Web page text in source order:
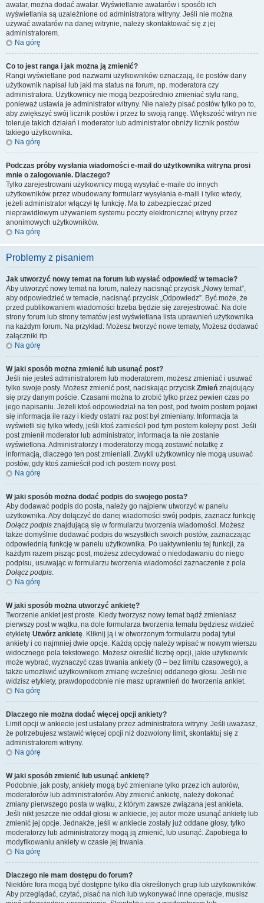
awatar, można dodać awatar. Wyświetlanie awatarów i sposób ich
wyświetlania są uzależnione od administratora witryny. Jeśli nie można
używać awatarów na danej witrynie, należy skontaktować się z jej
administratorem.
Na górę
Co to jest ranga i jak można ją zmienić?
Rangi wyświetlane pod nazwami użytkowników oznaczają, ile postów dany
użytkownik napisał lub jaki ma status na forum, np. moderatora czy
administratora. Użytkownicy nie mogą bezpośrednio zmieniać stylu rang,
ponieważ ustawia je administrator witryny. Nie należy pisać postów tylko po to,
aby zwiększyć swój licznik postów i przez to swoją rangę. Większość witryn nie
toleruje takich działań i moderator lub administrator obniży licznik postów
takiego użytkownika.
Na górę
Podczas próby wysłania wiadomości e-mail do użytkownika witryna prosi
mnie o zalogowanie. Dlaczego?
Tylko zarejestrowani użytkownicy mogą wysyłać e-maile do innych
użytkowników przez wbudowany formularz wysyłania e-maili i tylko wtedy,
jeżeli administrator włączył tę funkcję. Ma to zabezpieczać przed
nieprawidłowym używaniem systemu poczty elektronicznej witryny przez
anonimowych użytkowników.
Na górę
Problemy z pisaniem
Jak utworzyć nowy temat na forum lub wysłać odpowiedź w temacie?
Aby utworzyć nowy temat na forum, należy nacisnąć przycisk „Nowy temat”,
aby odpowiedzieć w temacie, nacisnąć przycisk „Odpowiedz”. Być może, że
przed publikowaniem wiadomości trzeba będzie się zarejestrować. Na dole
strony forum lub strony tematów jest wyświetlana lista uprawnień użytkownika
na każdym forum. Na przykład: Możesz tworzyć nowe tematy, Możesz dodawać
załączniki itp.
Na górę
W jaki sposób można zmienić lub usunąć post?
Jeśli nie jesteś administratorem lub moderatorem, możesz zmieniać i usuwać
tylko swoje posty. Możesz zmienić post, naciskając przycisk Zmień znajdujący
się przy danym poście. Czasami można to zrobić tylko przez pewien czas po
jego napisaniu. Jeżeli ktoś odpowiedział na ten post, pod twoim postem pojawi
się informacja ile razy i kiedy ostatni raz post był zmieniany. Informacja ta
wyświetli się tylko wtedy, jeśli ktoś zamieścił pod tym postem kolejny post. Jeśli
post zmienił moderator lub administrator, informacja ta nie zostanie
wyświetlona. Administratorzy i moderatorzy mogą zostawić notatkę z
informacją, dlaczego ten post zmieniali. Zwykli użytkownicy nie mogą usuwać
postów, gdy ktoś zamieścił pod ich postem nowy post.
Na górę
W jaki sposób można dodać podpis do swojego posta?
Aby dodawać podpis do posta, należy go najpierw utworzyć w panelu
użytkownika. Aby dołączyć do danej wiadomości swój podpis, zaznacz funkcję
Dołącz podpis znajdującą się w formularzu tworzenia wiadomości. Możesz
także domyślnie dodawać podpis do wszystkich swoich postów, zaznaczając
odpowiednią funkcję w panelu użytkownika. Po uaktywnieniu tej funkcji, za
każdym razem pisząc post, możesz zdecydować o niedodawaniu do niego
podpisu, usuwając w formularzu tworzenia wiadomości zaznaczenie z pola
Dołącz podpis.
Na górę
W jaki sposób można utworzyć ankietę?
Tworzenie ankiet jest proste. Kiedy tworzysz nowy temat bądź zmieniasz
pierwszy post w wątku, na dole formularza tworzenia tematu będziesz widzieć
etykietę Utwórz ankietę. Kliknij ją i w otworzonym formularzu podaj tytuł
ankiety i co najmniej dwie opcje. Każdą opcję należy wpisać w nowym wierszu
widocznego pola tekstowego. Możesz określić liczbę opcji, jakie użytkownik
może wybrać, wyznaczyć czas trwania ankiety (0 – bez limitu czasowego), a
także umożliwić użytkownikom zmianę wcześniej oddanego głosu. Jeśli nie
widzisz etykiety, prawdopodobnie nie masz uprawnień do tworzenia ankiet.
Na górę
Dlaczego nie można dodać więcej opcji ankiety?
Limit opcji w ankiecie jest ustalany przez administratora witryny. Jeśli uważasz,
że potrzebujesz wstawić więcej opcji niż dozwolony limit, skontaktuj się z
administratorem witryny.
Na górę
W jaki sposób zmienić lub usunąć ankietę?
Podobnie, jak posty, ankiety mogą być zmieniane tylko przez ich autorów,
moderatorów lub administratorów. Aby zmienić ankietę, należy dokonać
zmiany pierwszego posta w wątku, z którym zawsze związana jest ankieta.
Jeśli nikt jeszcze nie oddał głosu w ankiecie, jej autor może usunąć ankietę lub
zmienić jej opcje. Jednakże, jeśli w ankiecie zostały już oddane głosy, tylko
moderatorzy lub administratorzy mogą ją zmienić, lub usunąć. Zapobiega to
modyfikowaniu ankiety w czasie jej trwania.
Na górę
Dlaczego nie mam dostępu do forum?
Niektóre fora mogą być dostępne tylko dla określonych grup lub użytkowników.
Aby przeglądać, czytać, pisać na nich lub wykonywać inne operacje, musisz